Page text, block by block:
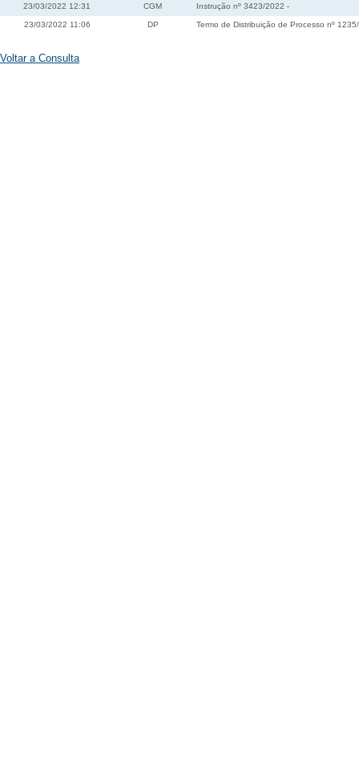
23/03/2022 12:31 CGM Instrução nº 3423/2022 -
23/03/2022 11:06 DP Termo de Distribuição de Processo nº
Voltar a Consulta